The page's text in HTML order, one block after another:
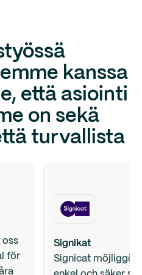
kanssa
että asiointi
on sekä
turvallista
oss
för
Signikat
Signicat möjliggör